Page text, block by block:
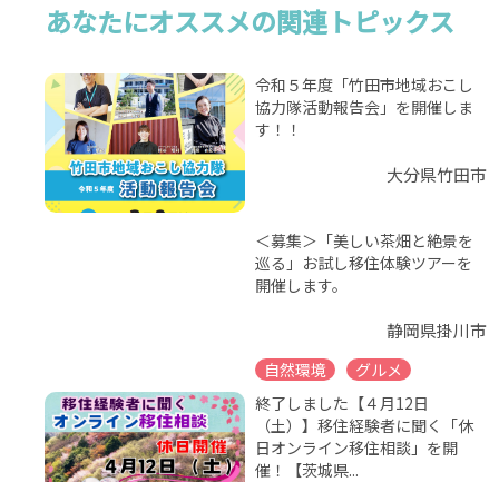
あなたにオススメの関連トピックス
令和５年度「竹田市地域おこし
協力隊活動報告会」を開催しま
す！！
大分県竹田市
＜募集＞「美しい茶畑と絶景を
巡る」お試し移住体験ツアーを
開催します。
静岡県掛川市
自然環境
グルメ
終了しました【４月12日
（土）】移住経験者に聞く「休
日オンライン移住相談」を開
催！【茨城県...